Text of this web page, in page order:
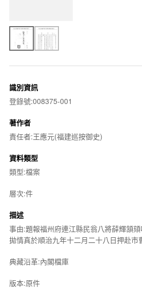
識別資訊
登錄號:008375-001
著作者
責任者:王應元(福建巡按御史)
資料類型
類型:檔案
層次:件
描述
事由:題報福州府連江縣民翁八將薛輝頷
拋情真於順治九年十二月二十八日押赴市
典藏沿革:內閣檔庫
版本:原件